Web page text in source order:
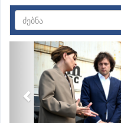
Previous